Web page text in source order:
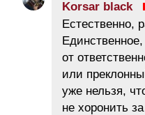
Korsar black
Естественно,
от
или
уже нельзя,
не хоронить